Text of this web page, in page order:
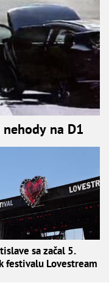
na D1
sa začal 5.
festivalu Lovestream